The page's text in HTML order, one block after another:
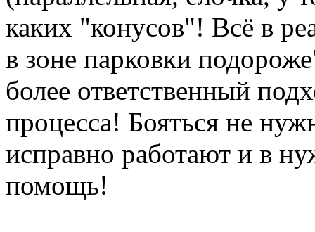
каких "конусов"! Всё в
в зоне парковки
более ответственный
процесса! Бояться не
исправно работают и в
помощь!